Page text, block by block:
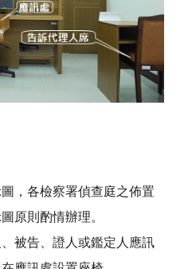
，各檢察署偵查庭之佈置
原則酌情辦理。
被告、證人或鑑定人應訊